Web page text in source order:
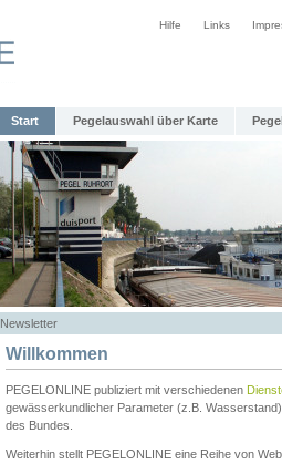
Hilfe Links
Start Pegelauswahl über Karte
Newsletter
Willkommen
PEGELONLINE publiziert mit verschiedenen
gewässerkundlicher Parameter (z.B.
des Bundes.
Weiterhin stellt PEGELONLINE eine Reihe von